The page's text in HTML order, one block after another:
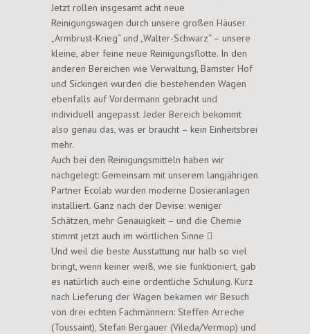
Jetzt rollen insgesamt acht neue
Reinigungswagen durch unsere großen Häuser
„Armbrust-Krieg“ und „Walter-Schwarz“ – unsere
kleine, aber feine neue Reinigungsflotte. In den
anderen Bereichen wie Verwaltung, Bamster Hof
und Sickingen wurden die bestehenden Wagen
ebenfalls auf Vordermann gebracht und
individuell angepasst. Jeder Bereich bekommt
also genau das, was er braucht – kein Einheitsbrei
mehr.
Auch bei den Reinigungsmitteln haben wir
nachgelegt: Gemeinsam mit unserem langjährigen
Partner Ecolab wurden moderne Dosieranlagen
installiert. Ganz nach der Devise: weniger
Schätzen, mehr Genauigkeit – und die Chemie
stimmt jetzt auch im wörtlichen Sinne 
Und weil die beste Ausstattung nur halb so viel
bringt, wenn keiner weiß, wie sie funktioniert, gab
es natürlich auch eine ordentliche Schulung. Kurz
nach Lieferung der Wagen bekamen wir Besuch
von drei echten Fachmännern: Steffen Arreche
(Toussaint), Stefan Bergauer (Vileda/Vermop) und